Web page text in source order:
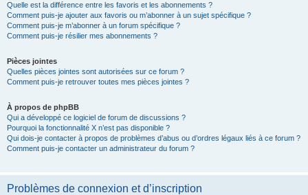
Quelle est la différence entre les favoris et les abonnements ?
Comment puis-je ajouter aux favoris ou m’abonner à un sujet spécifique ?
Comment puis-je m’abonner à un forum spécifique ?
Comment puis-je résilier mes abonnements ?
Pièces jointes
Quelles pièces jointes sont autorisées sur ce forum ?
Comment puis-je retrouver toutes mes pièces jointes ?
À propos de phpBB
Qui a développé ce logiciel de forum de discussions ?
Pourquoi la fonctionnalité X n’est pas disponible ?
Qui dois-je contacter à propos de problèmes d’abus ou d’ordres légaux liés à ce forum ?
Comment puis-je contacter un administrateur du forum ?
Problèmes de connexion et d’inscription